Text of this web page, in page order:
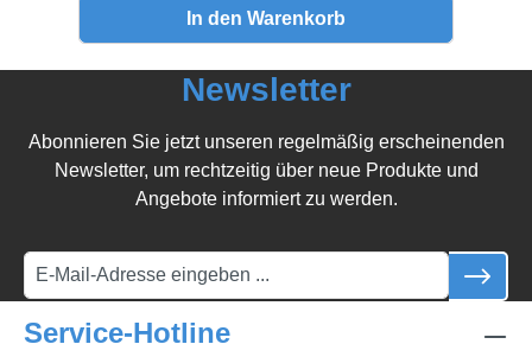
In den Warenkorb
Newsletter
Abonnieren Sie jetzt unseren regelmäßig erscheinenden
Newsletter, um rechtzeitig über neue Produkte und
Angebote informiert zu werden.
Service-Hotline